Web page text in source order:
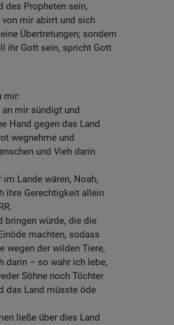
des Propheten sein,
mir abirrt und sich
Übertretungen; sondern
ihr Gott sein, spricht Gott
mir:
an mir sündigt und
Hand gegen das Land
wegnehme und
und Vieh darin
Lande wären, Noah,
ihre Gerechtigkeit allein
bringen würde, die die
machten, sodass
wegen der wilden Tiere,
darin – so wahr ich lebe,
Söhne noch Töchter
das Land müsste öde
ließe über dies Land